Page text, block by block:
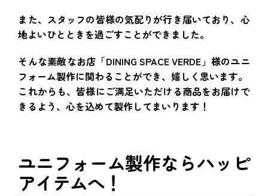
また、スタッフの皆様の気配りが行き届いており、心
地よいひとときを過ごすことができました。
そんな素敵なお店「DINING SPACE VERDE」様のユニ
フォーム製作に関わることができ、嬉しく思います。
これからも、皆様にご満足いただける商品をお届けで
きるよう、心を込めて製作してまいります！
ユニフォーム製作ならハッピ
アイテムへ！